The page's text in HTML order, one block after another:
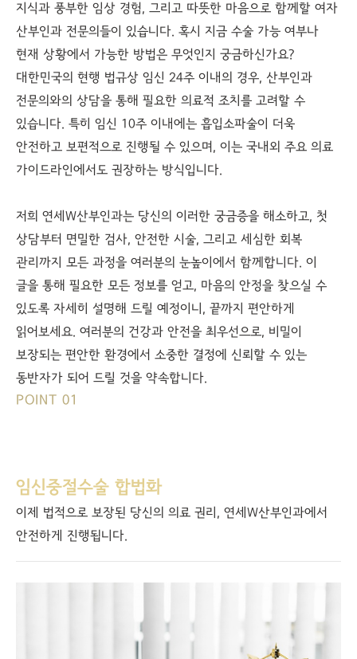
지식과 풍부한 임상 경험, 그리고 따뜻한 마음으로 함께할 여자
산부인과 전문의들이 있습니다. 혹시 지금 수술 가능 여부나
현재 상황에서 가능한 방법은 무엇인지 궁금하신가요?
대한민국의 현행 법규상 임신 24주 이내의 경우, 산부인과
전문의와의 상담을 통해 필요한 의료적 조치를 고려할 수
있습니다. 특히 임신 10주 이내에는 흡입소파술이 더욱
안전하고 보편적으로 진행될 수 있으며, 이는 국내외 주요 의료
가이드라인에서도 권장하는 방식입니다.
저희 연세W산부인과는 당신의 이러한 궁금증을 해소하고, 첫
상담부터 면밀한 검사, 안전한 시술, 그리고 세심한 회복
관리까지 모든 과정을 여러분의 눈높이에서 함께합니다. 이
글을 통해 필요한 모든 정보를 얻고, 마음의 안정을 찾으실 수
있도록 자세히 설명해 드릴 예정이니, 끝까지 편안하게
읽어보세요. 여러분의 건강과 안전을 최우선으로, 비밀이
보장되는 편안한 환경에서 소중한 결정에 신뢰할 수 있는
동반자가 되어 드릴 것을 약속합니다.
POINT 01
임신중절수술 합법화
이제 법적으로 보장된 당신의 의료 권리, 연세W산부인과에서
안전하게 진행됩니다.